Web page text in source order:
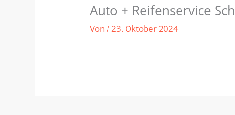
Auto + Reifenservice
Von/23. Oktober 2024